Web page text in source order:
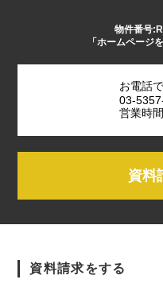
物件番号
「ホームページ
お電話
03-
営業時
資料
資料請求をする